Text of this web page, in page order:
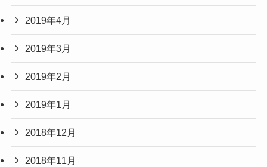
2019年4月
2019年3月
2019年2月
2019年1月
2018年12月
2018年11月